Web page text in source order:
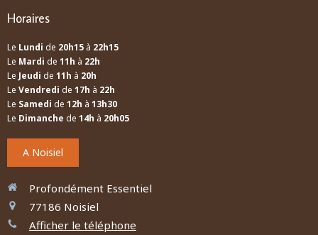
Horaires
Le Lundi de 20h15 à 22h15
Le Mardi de 11h à 22h
Le Jeudi de 11h à 20h
Le Vendredi de 17h à 22h
Le Samedi de 12h à 13h30
Le Dimanche de 14h à 20h05
A Noisiel
Profondément Essentiel
77186 Noisiel
Afficher le téléphone